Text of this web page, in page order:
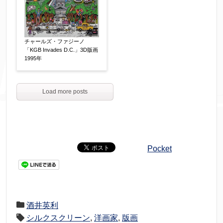
チャールズ・ファジーノ
「KGB Invades D.C.」3D版画
1995年
Load more posts
Pocket
酒井英利
シルクスクリーン, 洋画家, 版画